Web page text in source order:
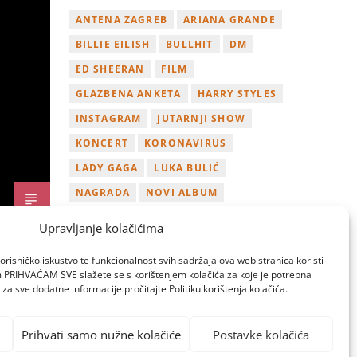
Upravljanje kolačićima
iskustvo te funkcionalnost svih sadržaja ova web stranica koristi
SVE slažete se s korištenjem kolačića za koje je potrebna
sve dodatne informacije pročitajte Politiku korištenja kolačića.
Prihvati samo nužne kolačiće Postavke kolačića
ANTENA ZAGREB
ARIANA GRANDE
BILLIE EILISH
BULLHIT
DM
ED SHEERAN
FILM
GLAZBENA ANKETA
HARRY STYLES
INSTAGRAM
JUTARNJI SHOW
KONCERT
KORONAVIRUS
LADY GAGA
LUKA BULIĆ
NAGRADA
NOVI ALBUM
TWITTER
VIDEO
YOUTUBE
ZAGREB